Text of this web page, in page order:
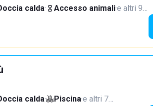
calda· Accesso animali·e altri 9…
calda· Piscina·e altri 7…